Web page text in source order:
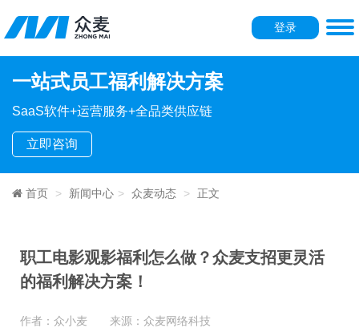
登录
一站式员工福利解决方案
SaaS软件+运营服务+全品类供应链
立即咨询
首页 新闻中心 众麦动态 正文
职工电影观影福利怎么做？众麦支招更灵活
的福利解决方案！
作者：众小麦 来源：众麦网络科技